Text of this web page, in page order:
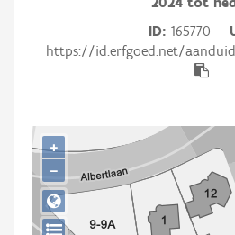
Thema
Persoon of collectief
Downloads
Hergebruik
ID 165770
https://id.erfgoed.net/
+
−